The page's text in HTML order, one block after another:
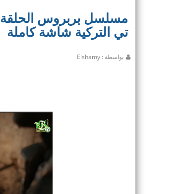
تي التركية شاشة كاملة
بواسطة : Elshamy